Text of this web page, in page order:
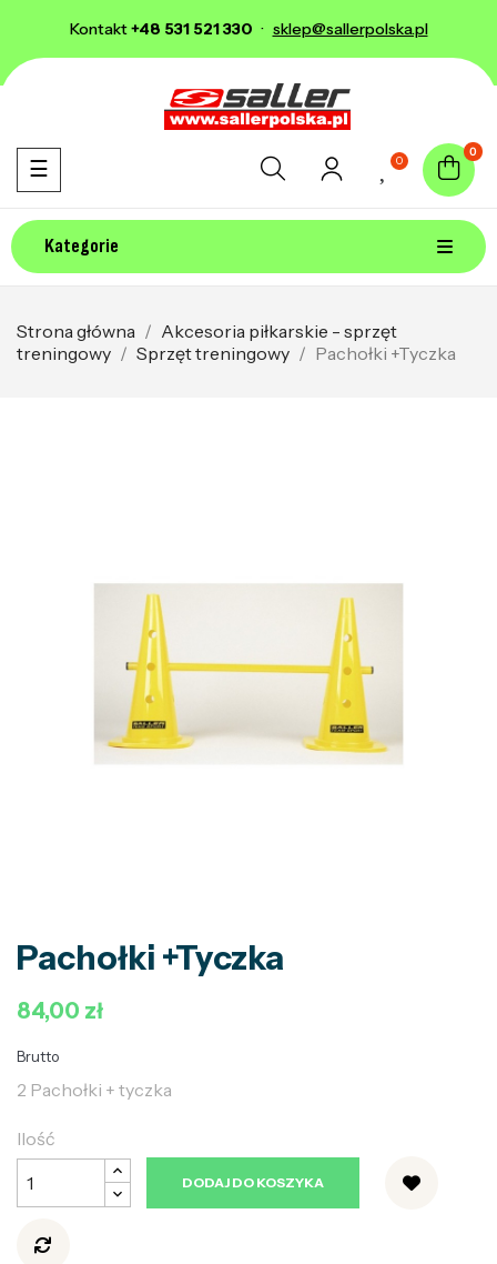
Kontakt+48 531 521 330 · sklep@sallerpolska.pl
0
0
Kategorie
Toggle navigation
☰
Strona główna
Akcesoria piłkarskie - sprzęt
treningowy
Sprzęt treningowy Pachołki +Tyczka
Pachołki +Tyczka
84,00 zł
Brutto
2 Pachołki + tyczka
Ilość
DODAJ DO KOSZYKA